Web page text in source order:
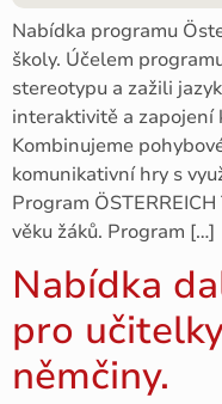
Nabídka programu
školy. Účelem
stereotypu a zažili
interaktivitě a zapojení
Kombinujeme
komunikativní hry s
Program
věku žáků. Program […]
Nabídka
pro
němčiny.